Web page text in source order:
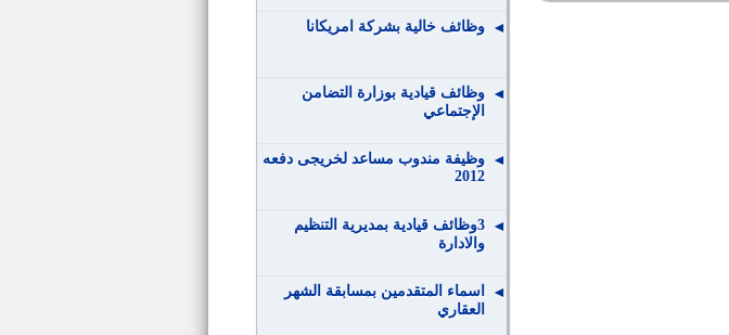
وظائف خالية بشركة امريكانا
وظائف قيادية بوزارة التضامن
الإجتماعي
وظيفة مندوب مساعد لخريجى دفعه
2012
3وظائف قيادية بمديرية التنظيم
والادارة
اسماء المتقدمين بمسابقة الشهر
العقاري